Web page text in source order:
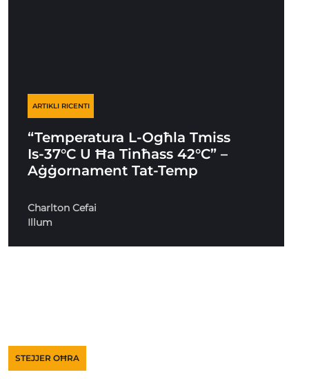
ARTIKLI RICENTI
“Temperatura L-Ogħla Tmiss
Is-37°C U Ħa Tinħass 42°C” –
Aġġornament Tat-Temp
Charlton Cefai
Illum
STEJJER OĦRA